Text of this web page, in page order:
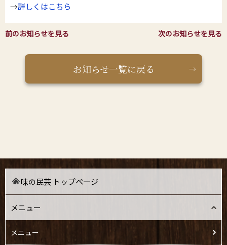
→詳しくはこちら
前のお知らせを見る 次のお知らせを見る
お知らせ一覧に戻る
味の民芸 トップページ
メニュー
メニュー